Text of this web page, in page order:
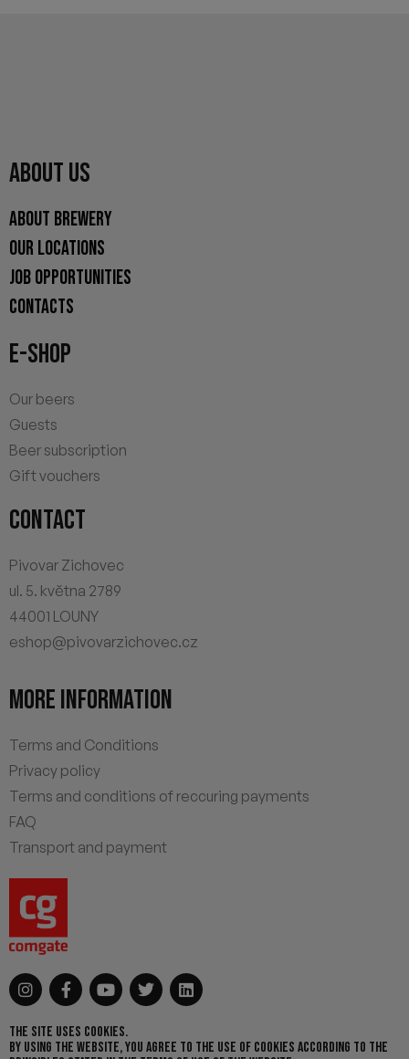
ABOUT US
ABOUT BREWERY
OUR LOCATIONS
JOB OPPORTUNITIES
CONTACTS
E-SHOP
Our beers
Guests
Beer subscription
Gift vouchers
CONTACT
Pivovar Zichovec
ul. 5. května 2789
44001 LOUNY
eshop@pivovarzichovec.cz
MORE INFORMATION
Terms and Conditions
Privacy policy
Terms and conditions of reccuring payments
FAQ
Transport and payment
THE SITE USES COOKIES.
BY USING THE WEBSITE, YOU AGREE TO THE USE OF COOKIES ACCORDING TO THE